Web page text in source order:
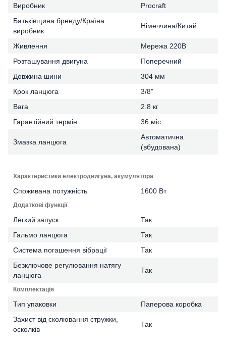
Виробник
Procraft
Батьківщина бренду/Країна
виробник
Німеччина/Китай
Живлення
Мережа 220В
Розташування двигуна
Поперечний
Довжина шини
304 мм
Крок ланцюга
3/8"
Вага
2.8 кг
Гарантійний термін
36 міс
Змазка ланцюга
Автоматична
(вбудована)
Характеристики електродвигуна, акумулятора
Споживана потужність 1600 Вт
Додаткові функції
Легкий запуск
Так
Гальмо ланцюга
Так
Система погашення вібрації
Так
Безключове регулювання натягу
ланцюга
Так
Комплектація
Тип упаковки
Паперова коробка
Захист від сколювання стружки,
осколків
Так